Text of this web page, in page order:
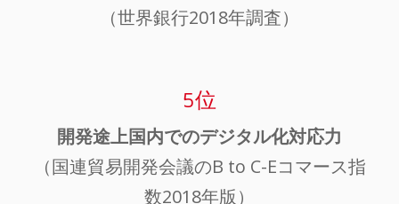
（世界銀行2018年調査）
5位
開発途上国内でのデジタル化対応力
（国連貿易開発会議のB to C-Eコマース指
数2018年版）